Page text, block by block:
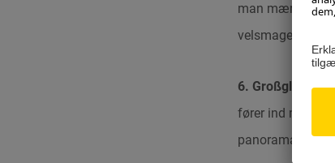
man mærke
velsmagende.
6.
fører ind midt i
panoramavej